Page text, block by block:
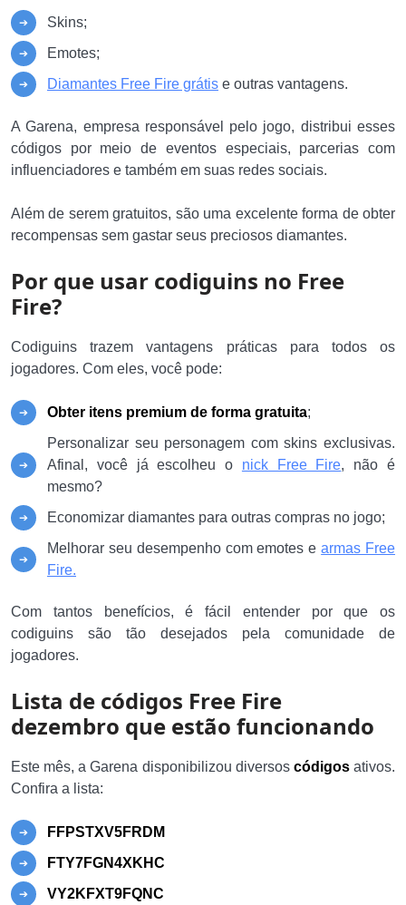
Skins;
Emotes;
Diamantes Free Fire grátis e outras vantagens.
A Garena, empresa responsável pelo jogo, distribui esses
códigos por meio de eventos especiais, parcerias com
influenciadores e também em suas redes sociais.
Além de serem gratuitos, são uma excelente forma de obter
recompensas sem gastar seus preciosos diamantes.
Por que usar codiguins no Free
Fire?
Codiguins trazem vantagens práticas para todos os
jogadores. Com eles, você pode:
Obter itens premium de forma gratuita;
Personalizar seu personagem com skins exclusivas.
Afinal, você já escolheu o nick Free Fire, não é
mesmo?
Economizar diamantes para outras compras no jogo;
Melhorar seu desempenho com emotes earmas Free
Fire.
Com tantos benefícios, é fácil entender por que os
codiguins são tão desejados pela comunidade de
jogadores.
Lista de códigos Free Fire
dezembro que estão funcionando
Este mês, a Garena disponibilizou diversos códigosativos.
Confira a lista:
FFPSTXV5FRDM
FTY7FGN4XKHC
VY2KFXT9FQNC